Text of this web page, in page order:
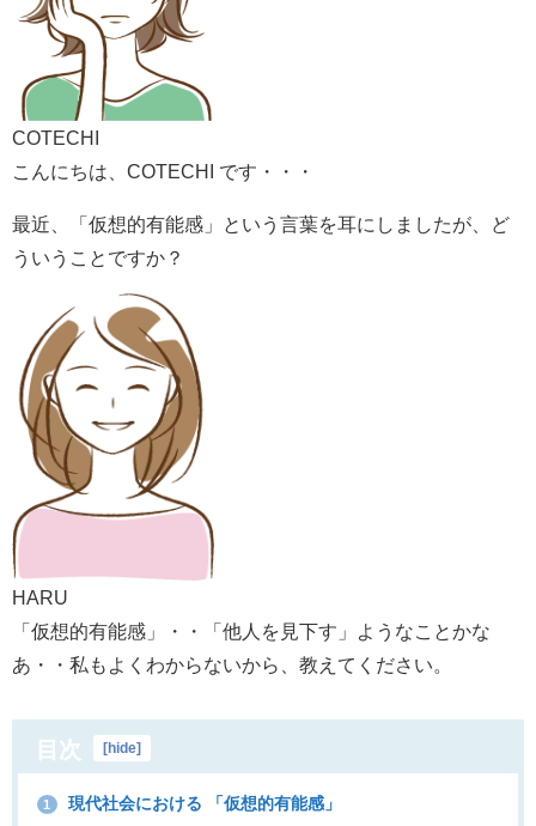
COTECHI
こんにちは、COTECHI です・・・
最近、「仮想的有能感」という言葉を耳にしましたが、ど
ういうことですか？
HARU
「仮想的有能感」・・「他人を見下す」ようなことかな
あ・・私もよくわからないから、教えてください。
目次 [hide]
1 現代社会における 「仮想的有能感」